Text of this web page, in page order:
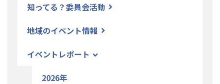
知ってる？委員会活動
地域のイベント情報
イベントレポート
2026年